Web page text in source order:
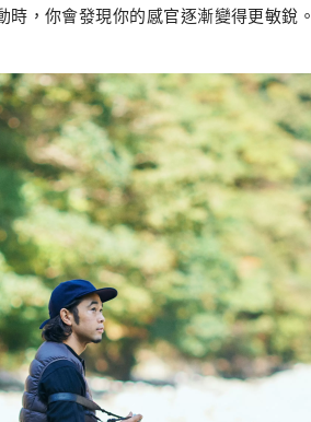
，你會發現你的感官逐漸變得更敏銳。